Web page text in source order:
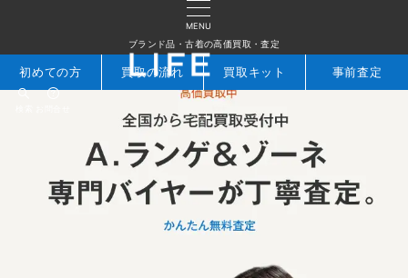
MENU
ブランド品・古着の高価買取・査定
初めての方 買取の流れ 買取キット 事前査定